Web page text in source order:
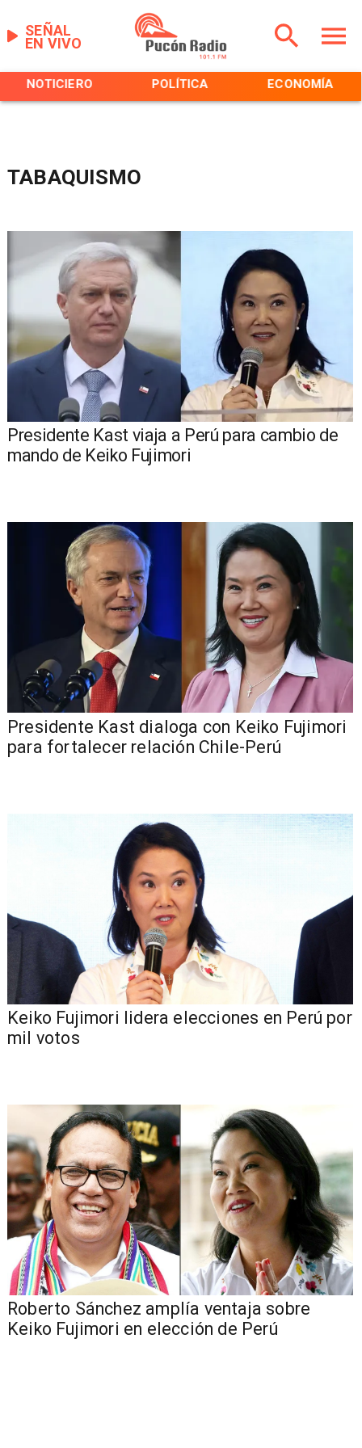
EN VIVO
SEÑAL
NOTICIERO POLÍTICA ECONOMÍA
TABAQUISMO
Presidente Kast viaja a Perú para cambio de
mando de Keiko Fujimori
Presidente Kast dialoga con Keiko Fujimori
para fortalecer relación Chile-Perú
Keiko Fujimori lidera elecciones en Perú por
mil votos
Roberto Sánchez amplía ventaja sobre
Keiko Fujimori en elección de Perú